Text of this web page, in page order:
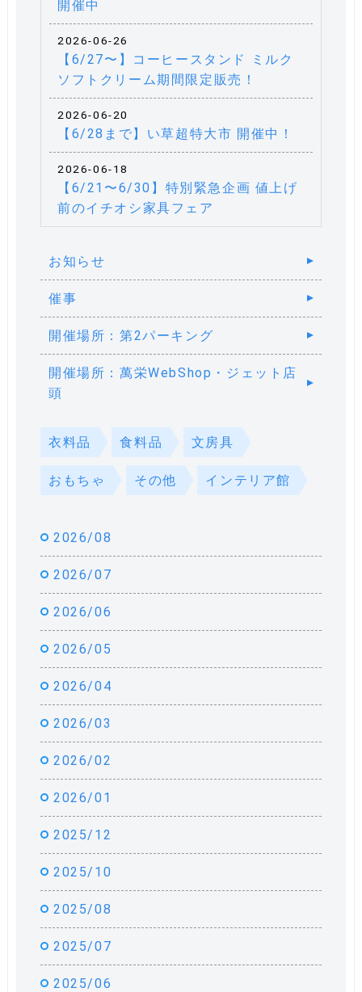
開催中
2026-06-26
【6/27〜】コーヒースタンド ミルク
ソフトクリーム期間限定販売！
2026-06-20
【6/28まで】い草超特大市 開催中！
2026-06-18
【6/21〜6/30】特別緊急企画 値上げ
前のイチオシ家具フェア
お知らせ
催事
開催場所：第2パーキング
開催場所：萬栄WebShop・ジェット店
頭
衣料品 食料品 文房具
おもちゃ その他 インテリア館
2026/08
2026/07
2026/06
2026/05
2026/04
2026/03
2026/02
2026/01
2025/12
2025/10
2025/08
2025/07
2025/06